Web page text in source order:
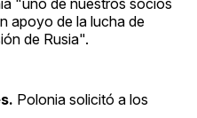
apoyo de la lucha de
de Rusia".
Polonia solicitó a los